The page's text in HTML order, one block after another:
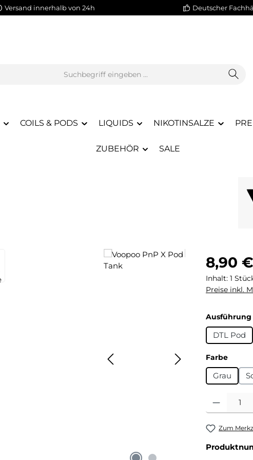
Versand innerhalb von 24h Deutscher
COILS & PODS LIQUIDS NIKOTINSALZE
ZUBEHÖR SALE
Regulärer
8,90 €
Inhalt: 1
Preise inkl.
Ausführung
DTL Pod
Farbe
Grau
Produkt
Zum